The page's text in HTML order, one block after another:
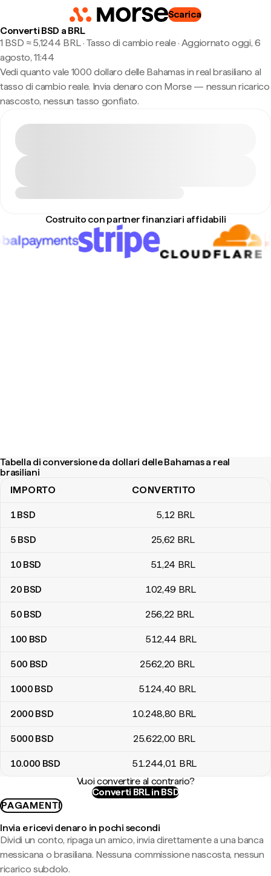
Scarica
Converti BSD a BRL
1 BSD ≈ 5,1244 BRL · Tasso di cambio reale· Aggiornato oggi, 6
agosto, 11:44
Vedi quanto vale 1000 dollaro delle Bahamas in real brasiliano al
tasso di cambio reale. Invia denaro con Morse — nessun ricarico
nascosto, nessun tasso gonfiato.
Costruito con partner finanziari affidabili
Tabella di conversione da dollari delle Bahamas a real
brasiliani
Tabella di conversione da dollari delle Bahamas a real brasiliani
IMPORTO CONVERTITO
1BSD 5,12 BRL
5 BSD 25,62 BRL
10 BSD 51,24 BRL
20 BSD 102,49 BRL
50 BSD 256,22 BRL
100 BSD 512,44 BRL
500 BSD 2562,20 BRL
1000 BSD 5124,40 BRL
2000 BSD 10.248,80 BRL
5000 BSD 25.622,00 BRL
10.000 BSD 51.244,01 BRL
Vuoi convertire al contrario?
Converti BRL in BSD
PAGAMENTI
Invia e ricevi denaro in pochi secondi
Dividi un conto, ripaga un amico, invia direttamente a una banca
messicana o brasiliana. Nessuna commissione nascosta, nessun
ricarico subdolo.